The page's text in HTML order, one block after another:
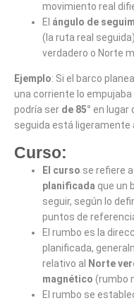
movimiento real
El ángulo de
(la ruta real
verdadero o Norte
Ejemplo: Si el barco
una corriente lo empujaba
podría ser de 85° en lugar
seguida está ligeramente
Curso:
El curso se refiere a
planificada que un
seguir, según lo
puntos de
El rumbo es la
planificada,
relativo al
Norte
magnético (rumbo
El rumbo se